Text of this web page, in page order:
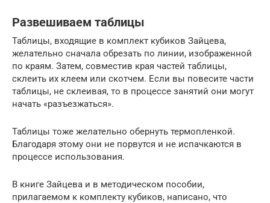
Развешиваем таблицы
Таблицы, входящие в комплект кубиков Зайцева,
желательно сначала обрезать по линии, изображенной
по краям. Затем, совместив края частей таблицы,
склеить их клеем или скотчем. Если вы повесите части
таблицы, не склеивая, то в процессе занятий они могут
начать «разъезжаться».
Таблицы тоже желательно обернуть термопленкой.
Благодаря этому они не порвутся и не испачкаются в
процессе использования.
В книге Зайцева и в методическом пособии,
прилагаемом к комплекту кубиков, написано, что